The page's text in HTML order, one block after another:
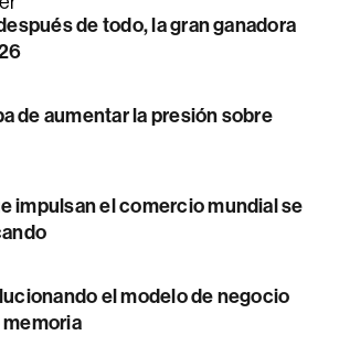
de todo, la gran ganadora
de aumentar la presión sobre
impulsan el comercio mundial se
el modelo de negocio